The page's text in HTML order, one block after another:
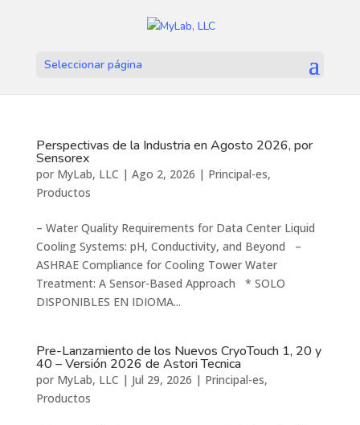
Seleccionar página
Perspectivas de la Industria en Agosto 2026, por
Sensorex
por MyLab, LLC | Ago 2, 2026 | Principal-es,
Productos
– Water Quality Requirements for Data Center Liquid
Cooling Systems: pH, Conductivity, and Beyond –
ASHRAE Compliance for Cooling Tower Water
Treatment: A Sensor-Based Approach * SOLO
DISPONIBLES EN IDIOMA...
Pre-Lanzamiento de los Nuevos CryoTouch 1, 20 y
40 – Versión 2026 de Astori Tecnica
por MyLab, LLC | Jul 29, 2026 | Principal-es,
Productos